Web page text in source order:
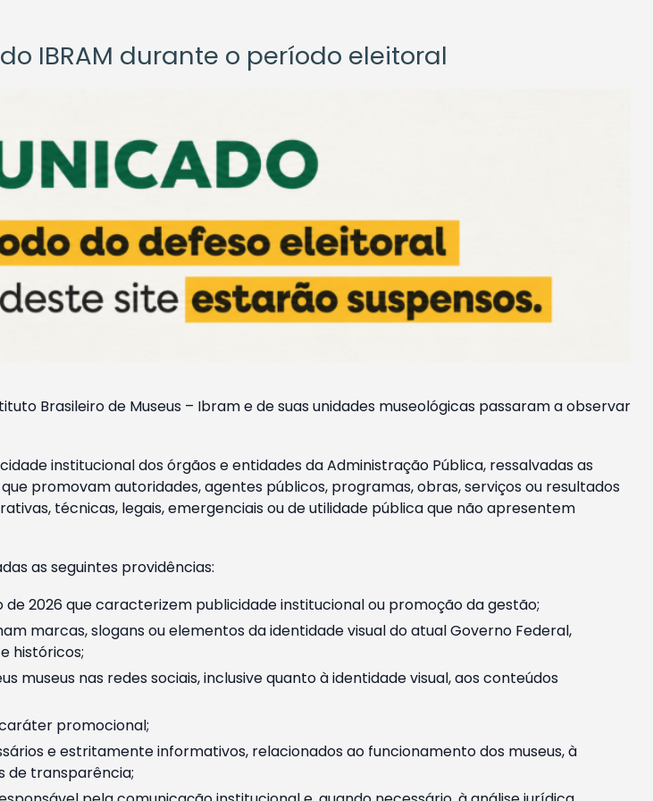
IBRAM durante o período eleitoral
Brasileiro de Museus – Ibram e de suas unidades museológicas passaram a observar
institucional dos órgãos e entidades da Administração Pública, ressalvadas as
promovam autoridades, agentes públicos, programas, obras, serviços ou resultados
técnicas, legais, emergenciais ou de utilidade pública que não apresentem
as seguintes providências:
2026 que caracterizem publicidade institucional ou promoção da gestão;
marcas, slogans ou elementos da identidade visual do atual Governo Federal,
históricos;
museus nas redes sociais, inclusive quanto à identidade visual, aos conteúdos
promocional;
e estritamente informativos, relacionados ao funcionamento dos museus, à
de transparência;